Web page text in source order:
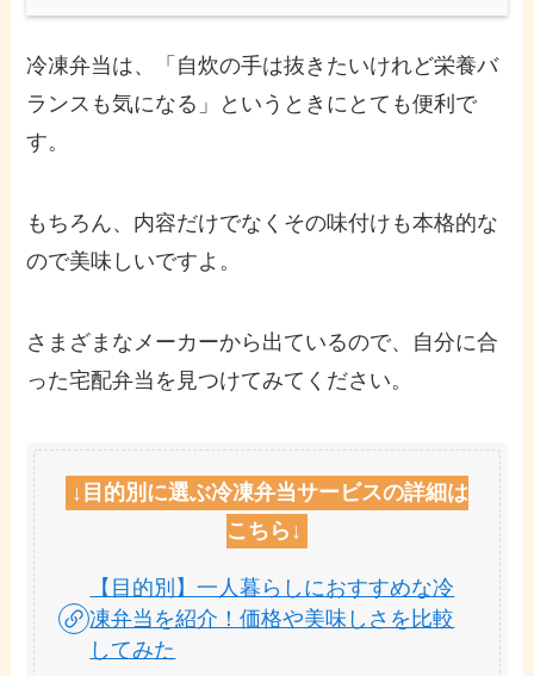
冷凍弁当は、「自炊の手は抜きたいけれど栄養バ
ランスも気になる」というときにとても便利で
す。
もちろん、内容だけでなくその味付けも本格的な
ので美味しいですよ。
さまざまなメーカーから出ているので、自分に合
った宅配弁当を見つけてみてください。
↓ 目的別 に選ぶ冷凍弁当サービスの詳細は
こちら↓
【目的別】一人暮らしにおすすめな冷
凍弁当を紹介！価格や美味しさを比較
してみた